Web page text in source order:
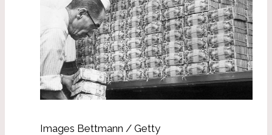
Images Bettmann / Getty